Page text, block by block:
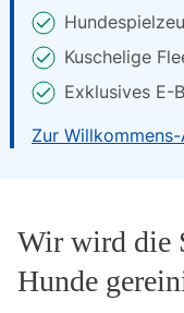
Kuschelige
Exklusives E-
Zur
Wir wird die
Hunde